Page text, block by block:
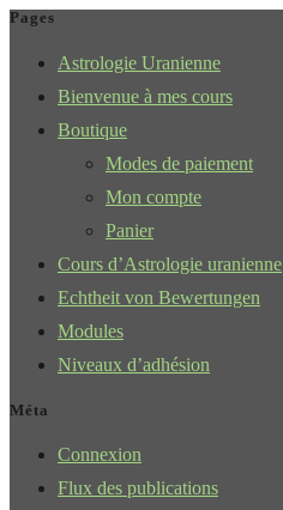
Pages
Astrologie Uranienne
Bienvenue à mes cours
Boutique
Modes de paiement
Mon compte
Panier
Cours d’Astrologie uranienne
Echtheit von Bewertungen
Modules
Niveaux d’adhésion
Méta
Connexion
Flux des publications